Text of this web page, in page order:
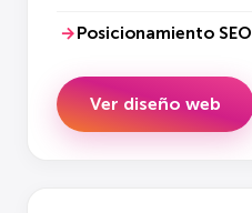
Posicionamiento SEO
Ver diseño web